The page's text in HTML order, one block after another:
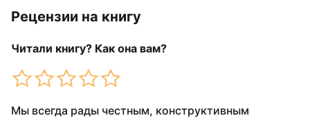
Рецензии на книгу
Читали книгу? Как она вам?
Мы всегда рады честным, конструктивным